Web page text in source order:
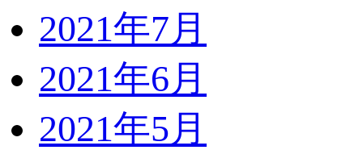
2021年7月
2021年6月
2021年5月